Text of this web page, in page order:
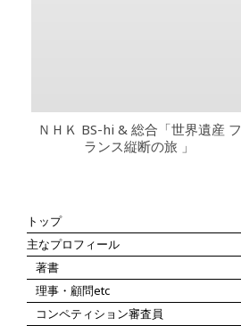
ＮＨＫ BS-hi & 総合「世界遺産 フ
ランス縦断の旅 」
トップ
主なプロフィール
著書
理事・顧問etc
コンペティション審査員